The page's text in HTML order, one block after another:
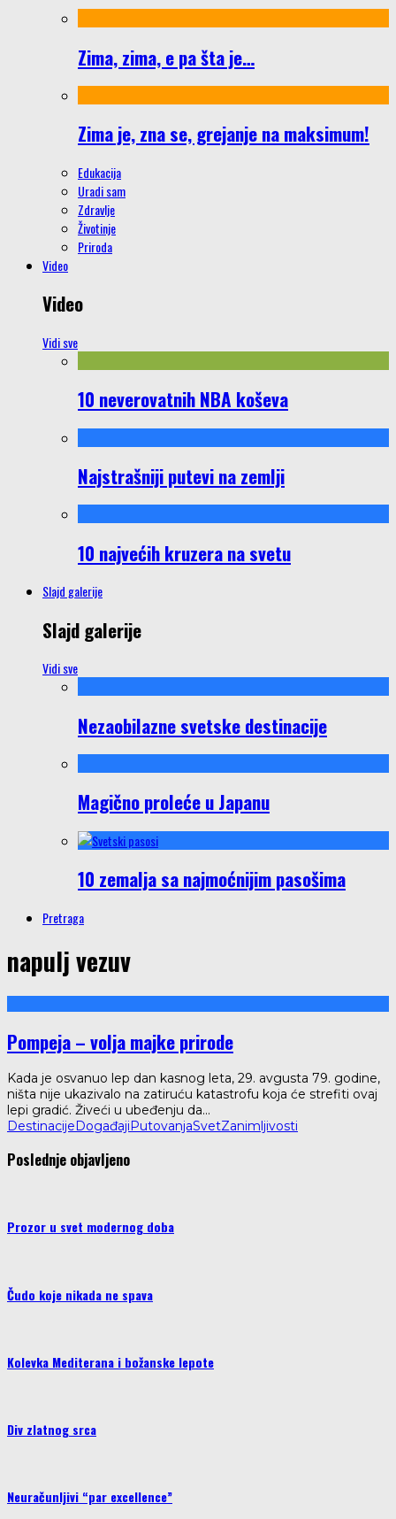
Zima, zima, e pa šta je…
Zima je, zna se, grejanje na maksimum!
Edukacija
Uradi sam
Zdravlje
Životinje
Priroda
Video
Video
Vidi sve
10 neverovatnih NBA koševa
Najstrašniji putevi na zemlji
10 najvećih kruzera na svetu
Slajd galerije
Slajd galerije
Vidi sve
Nezaobilazne svetske destinacije
Magično proleće u Japanu
10 zemalja sa najmoćnijim pasošima
Pretraga
napulj vezuv
Pompeja – volja majke prirode
Kada je osvanuo lep dan kasnog leta, 29. avgusta 79. godine,
ništa nije ukazivalo na zatiruću katastrofu koja će strefiti ovaj
lepi gradić. Živeći u ubeđenju da...
DestinacijeDogađajiPutovanjaSvetZanimljivosti
Poslednje objavljeno
Prozor u svet modernog doba
Čudo koje nikada ne spava
Kolevka Mediterana i božanske lepote
Div zlatnog srca
Neuračunljivi “par excellence”